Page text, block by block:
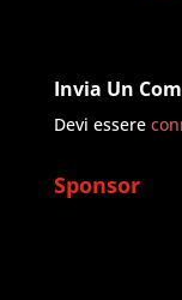
Invia Un
Devi essere
Sponsor